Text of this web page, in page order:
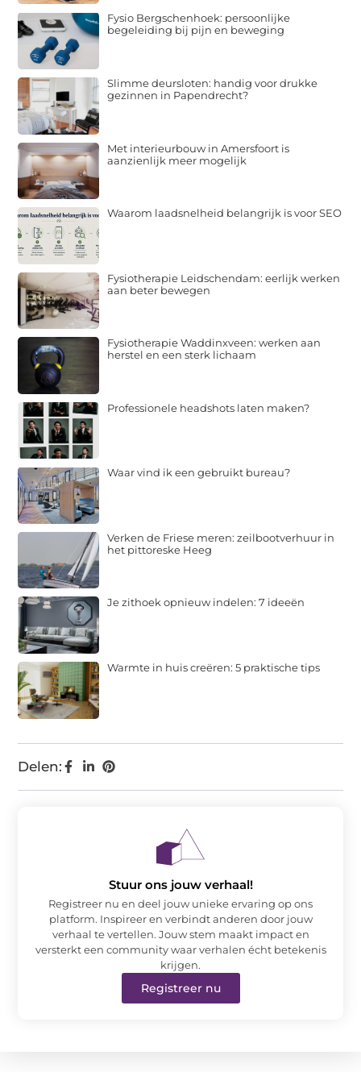
Delen:
Fysio Bergschenhoek: persoonlijke
begeleiding bij pijn en beweging
Slimme deursloten: handig voor drukke
gezinnen in Papendrecht?
Met interieurbouw in Amersfoort is
aanzienlijk meer mogelijk
Waarom laadsnelheid belangrijk is voor SEO
Fysiotherapie Leidschendam: eerlijk werken
aan beter bewegen
Fysiotherapie Waddinxveen: werken aan
herstel en een sterk lichaam
Professionele headshots laten maken?
Waar vind ik een gebruikt bureau?
Verken de Friese meren: zeilbootverhuur in
het pittoreske Heeg
Je zithoek opnieuw indelen: 7 ideeën
Warmte in huis creëren: 5 praktische tips
Stuur ons jouw verhaal!
Registreer nu en deel jouw unieke ervaring op ons
platform. Inspireer en verbindt anderen door jouw
verhaal te vertellen. Jouw stem maakt impact en
versterkt een community waar verhalen écht betekenis
krijgen.
Registreer nu